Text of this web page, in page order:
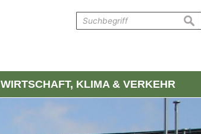
WIRTSCHAFT, KLIMA & VERKEHR